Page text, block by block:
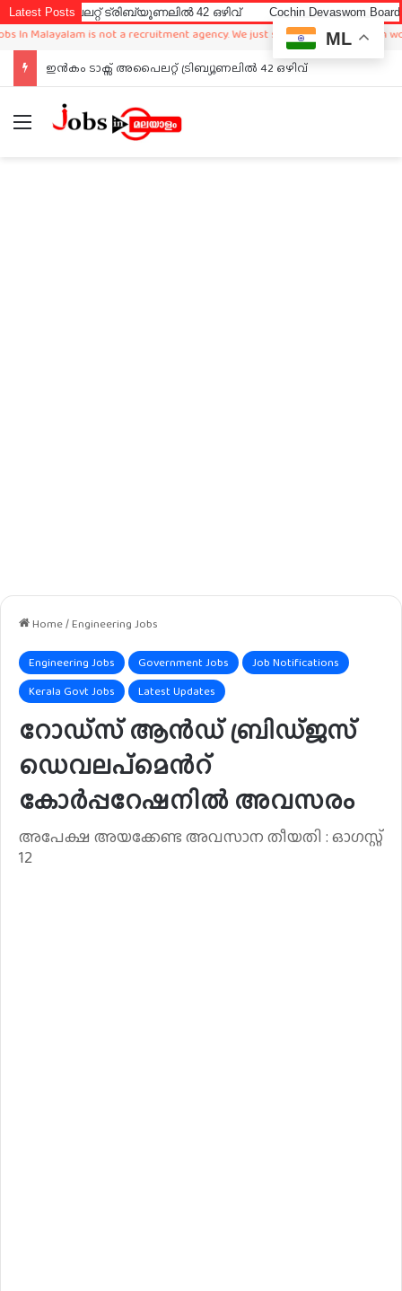
Latest Postsട്രിബ്യൂണലിൽ 42 ഒഴിവ് Cochin Devaswom Board LD
is not a recruitment agency. We just sharing available job in
ഇൻകം ടാക്സ് അപൈലറ്റ് ട്രിബ്യൂണലിൽ 42 ഒഴിവ്
Menu
Home/Engineering Jobs
Engineering Jobs Government Jobs
Job Notifications
Kerala Govt Jobs
Latest Updates
റോഡ്‌സ് ആൻഡ് ബ്രിഡ്‌ജസ്
ഡെവലപ്മെൻറ്
കോർപ്പറേഷനിൽ അവസരം
അപേക്ഷ അയക്കേണ്ട അവസാന തീയതി : ഓഗസ്റ്റ്
12
ML